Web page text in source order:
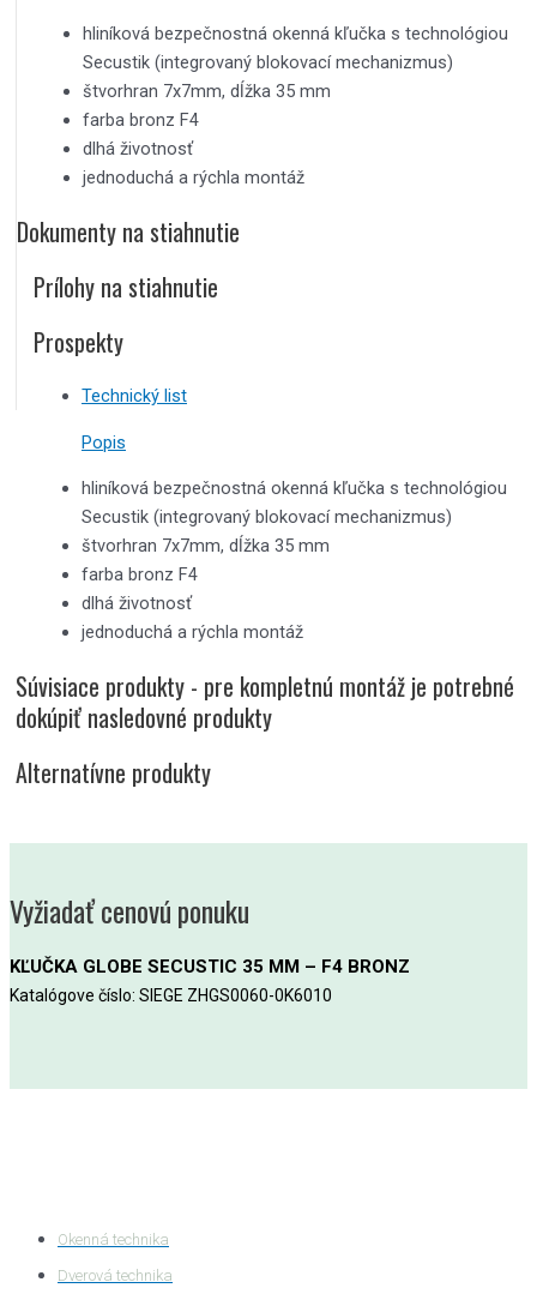
hliníková bezpečnostná okenná kľučka s technológiou
Secustik (integrovaný blokovací mechanizmus)
štvorhran 7x7mm, dĺžka 35 mm
farba bronz F4
dlhá životnosť
jednoduchá a rýchla montáž
Dokumenty na stiahnutie
Prílohy na stiahnutie
Prospekty
Technický list
Popis
hliníková bezpečnostná okenná kľučka s technológiou
Secustik (integrovaný blokovací mechanizmus)
štvorhran 7x7mm, dĺžka 35 mm
farba bronz F4
dlhá životnosť
jednoduchá a rýchla montáž
Súvisiace produkty - pre kompletnú montáž je potrebné
dokúpiť nasledovné produkty
Alternatívne produkty
Vyžiadať cenovú ponuku
KĽUČKA GLOBE SECUSTIC 35 MM – F4 BRONZ
Katalógove číslo: SIEGE ZHGS0060-0K6010
Okenná technika
Dverová technika